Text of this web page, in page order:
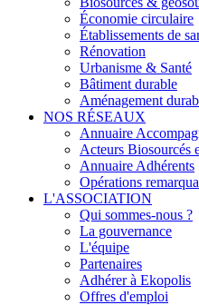
Économie circulaire
Établissements de
Rénovation
Urbanisme & Santé
Bâtiment durable
Aménagement
NOS RÉSEAUX
Annuaire
Acteurs Biosourcés
Annuaire Adhérents
Opérations
L'ASSOCIATION
Qui sommes-nous ?
La gouvernance
L'équipe
Partenaires
Adhérer à Ekopolis
Offres d'emploi